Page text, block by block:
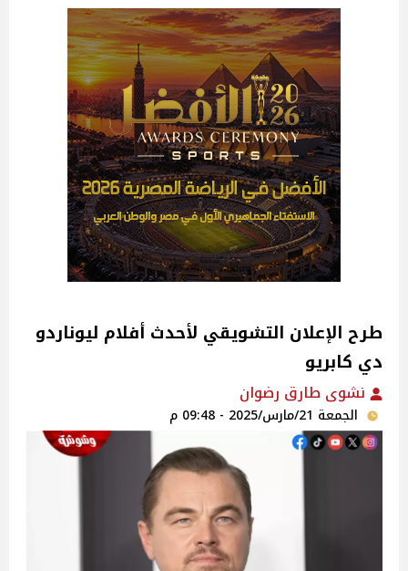
طرح الإعلان التشويقي لأحدث أفلام ليوناردو
دي كابريو
نشوى طارق رضوان
الجمعة 21/مارس/2025 - 09:48 م